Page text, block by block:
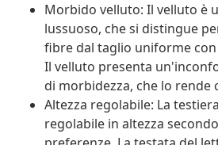
Morbido velluto: Il velluto è
lussuoso, che si distingue
fibre dal taglio uniforme
Il velluto presenta
di morbidezza, che lo
Altezza regolabile: La
regolabile in altezza